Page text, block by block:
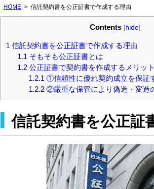
HOME 信託契約書を公正証書で作成する理由
Contents [hide]
1 信託契約書を公正証書で作成する理由
1.1 そもそも公正証書とは
1.2公正証書で契約書を作成するメリット
1.2.1 ①信頼性に優れ契約成立を保証
1.2.2②厳重な保管により偽造・変造
信託契約書を公正証